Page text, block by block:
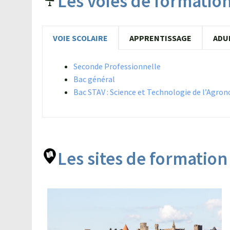
VOIE SCOLAIRE APPRENTISSAGE
Seconde Professionnelle
Bac général
Bac STAV : Science et Technologie de
Les sites de formation
espace à…